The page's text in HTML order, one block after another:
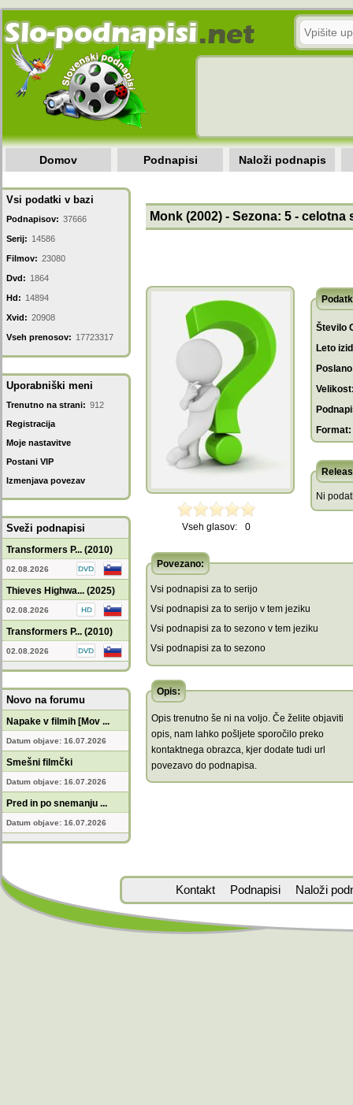
Domov Podnapisi Naloži podnapis
Vsi podatki v bazi
Podnapisov: 37666
Serij: 14586
Filmov: 23080
Dvd: 1864
Hd: 14894
Xvid: 20908
Vseh prenosov: 17723317
Uporabniški meni
Trenutno na strani: 912
Registracija
Moje nastavitve
Postani VIP
Izmenjava povezav
Sveži podnapisi
Transformers P... (2010)
02.08.2026
Thieves Highwa... (2025)
02.08.2026
Transformers P... (2010)
02.08.2026
Novo na forumu
Napake v filmih [Mov ...
Datum objave: 16.07.2026
Smešni filmčki
Datum objave: 16.07.2026
Pred in po snemanju ...
Datum objave: 16.07.2026
Monk (2002) - Sezona: 5 - celotna
Vseh glasov: 0
Število
Leto
Format:
Ni
Povezano:
Vsi podnapisi za to serijo
Vsi podnapisi za to serijo v tem jeziku
Vsi podnapisi za to sezono v tem jeziku
Vsi podnapisi za to sezono
Opis:
Opis trenutno še ni na voljo. Če želite objaviti
opis, nam lahko pošljete sporočilo preko
kontaktnega obrazca, kjer dodate tudi url
povezavo do podnapisa.
Kontakt Podnapisi Naloži